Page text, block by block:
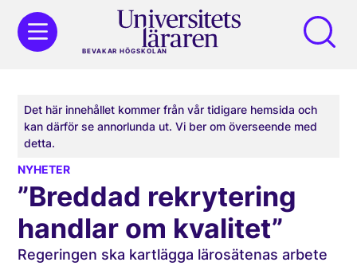
BEVAKAR HÖGSKOLAN
Det här innehållet kommer från vår tidigare hemsida och
kan därför se annorlunda ut. Vi ber om överseende med
detta.
NYHETER
”Breddad rekrytering
handlar om kvalitet”
Regeringen ska kartlägga lärosätenas arbete